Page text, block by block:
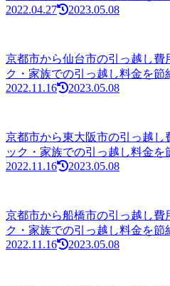
2022.04.27
2023.05.08
京都市から仙台市の引っ越し費
ク・家族での引っ越し料金を節
2022.11.16
2023.05.08
京都市から東大阪市の引っ越
ック・家族での引っ越し料金を
2022.11.16
2023.05.08
京都市から船橋市の引っ越し費
ク・家族での引っ越し料金を節
2022.11.16
2023.05.08